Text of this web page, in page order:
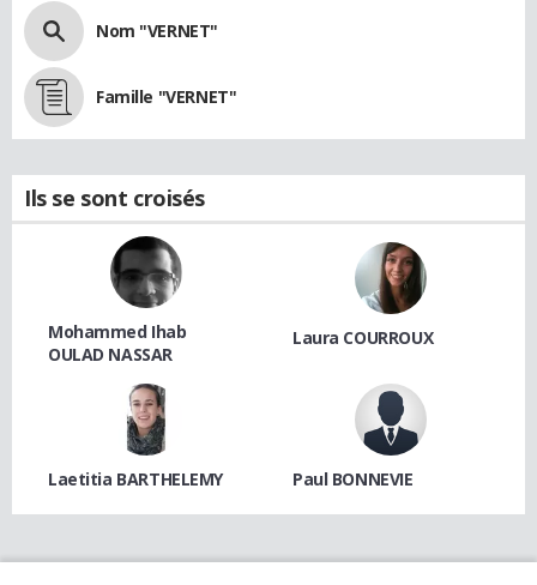
Nom "VERNET"
Famille "VERNET"
Ils se sont croisés
Mohammed Ihab
OULAD NASSAR
Laura COURROUX
Laetitia BARTHELEMY Paul BONNEVIE